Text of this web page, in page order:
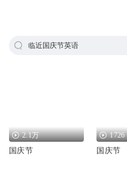
临近国庆节英语
2.1万
国庆节
1726
国庆节